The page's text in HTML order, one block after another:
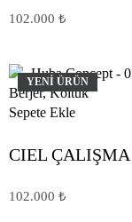
102.000 ₺
YENİ ÜRÜN
Sepete Ekle
CIEL
102.000 ₺